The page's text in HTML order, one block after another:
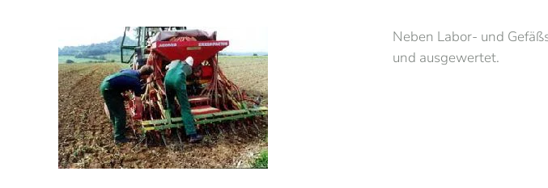
Neben Labor- und
und ausgewertet.